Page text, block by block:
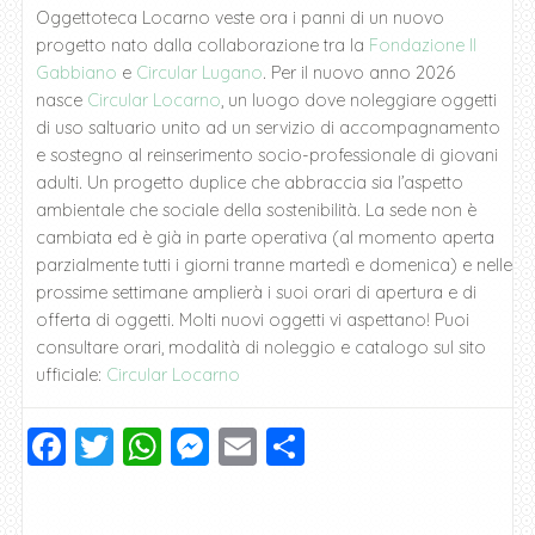
Oggettoteca Locarno veste ora i panni di un nuovo
progetto nato dalla collaborazione tra la Fondazione Il
Gabbiano e Circular Lugano. Per il nuovo anno 2026
nasce Circular Locarno, un luogo dove noleggiare oggetti
di uso saltuario unito ad un servizio di accompagnamento
e sostegno al reinserimento socio-professionale di giovani
adulti. Un progetto duplice che abbraccia sia l’aspetto
ambientale che sociale della sostenibilità. La sede non è
cambiata ed è già in parte operativa (al momento aperta
parzialmente tutti i giorni tranne martedì e domenica) e nelle
prossime settimane amplierà i suoi orari di apertura e di
offerta di oggetti. Molti nuovi oggetti vi aspettano! Puoi
consultare orari, modalità di noleggio e catalogo sul sito
ufficiale: Circular Locarno
F T W M E C